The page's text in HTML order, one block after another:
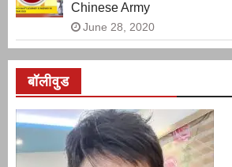
Chinese Army
June 28, 2020
बॉलीवुड